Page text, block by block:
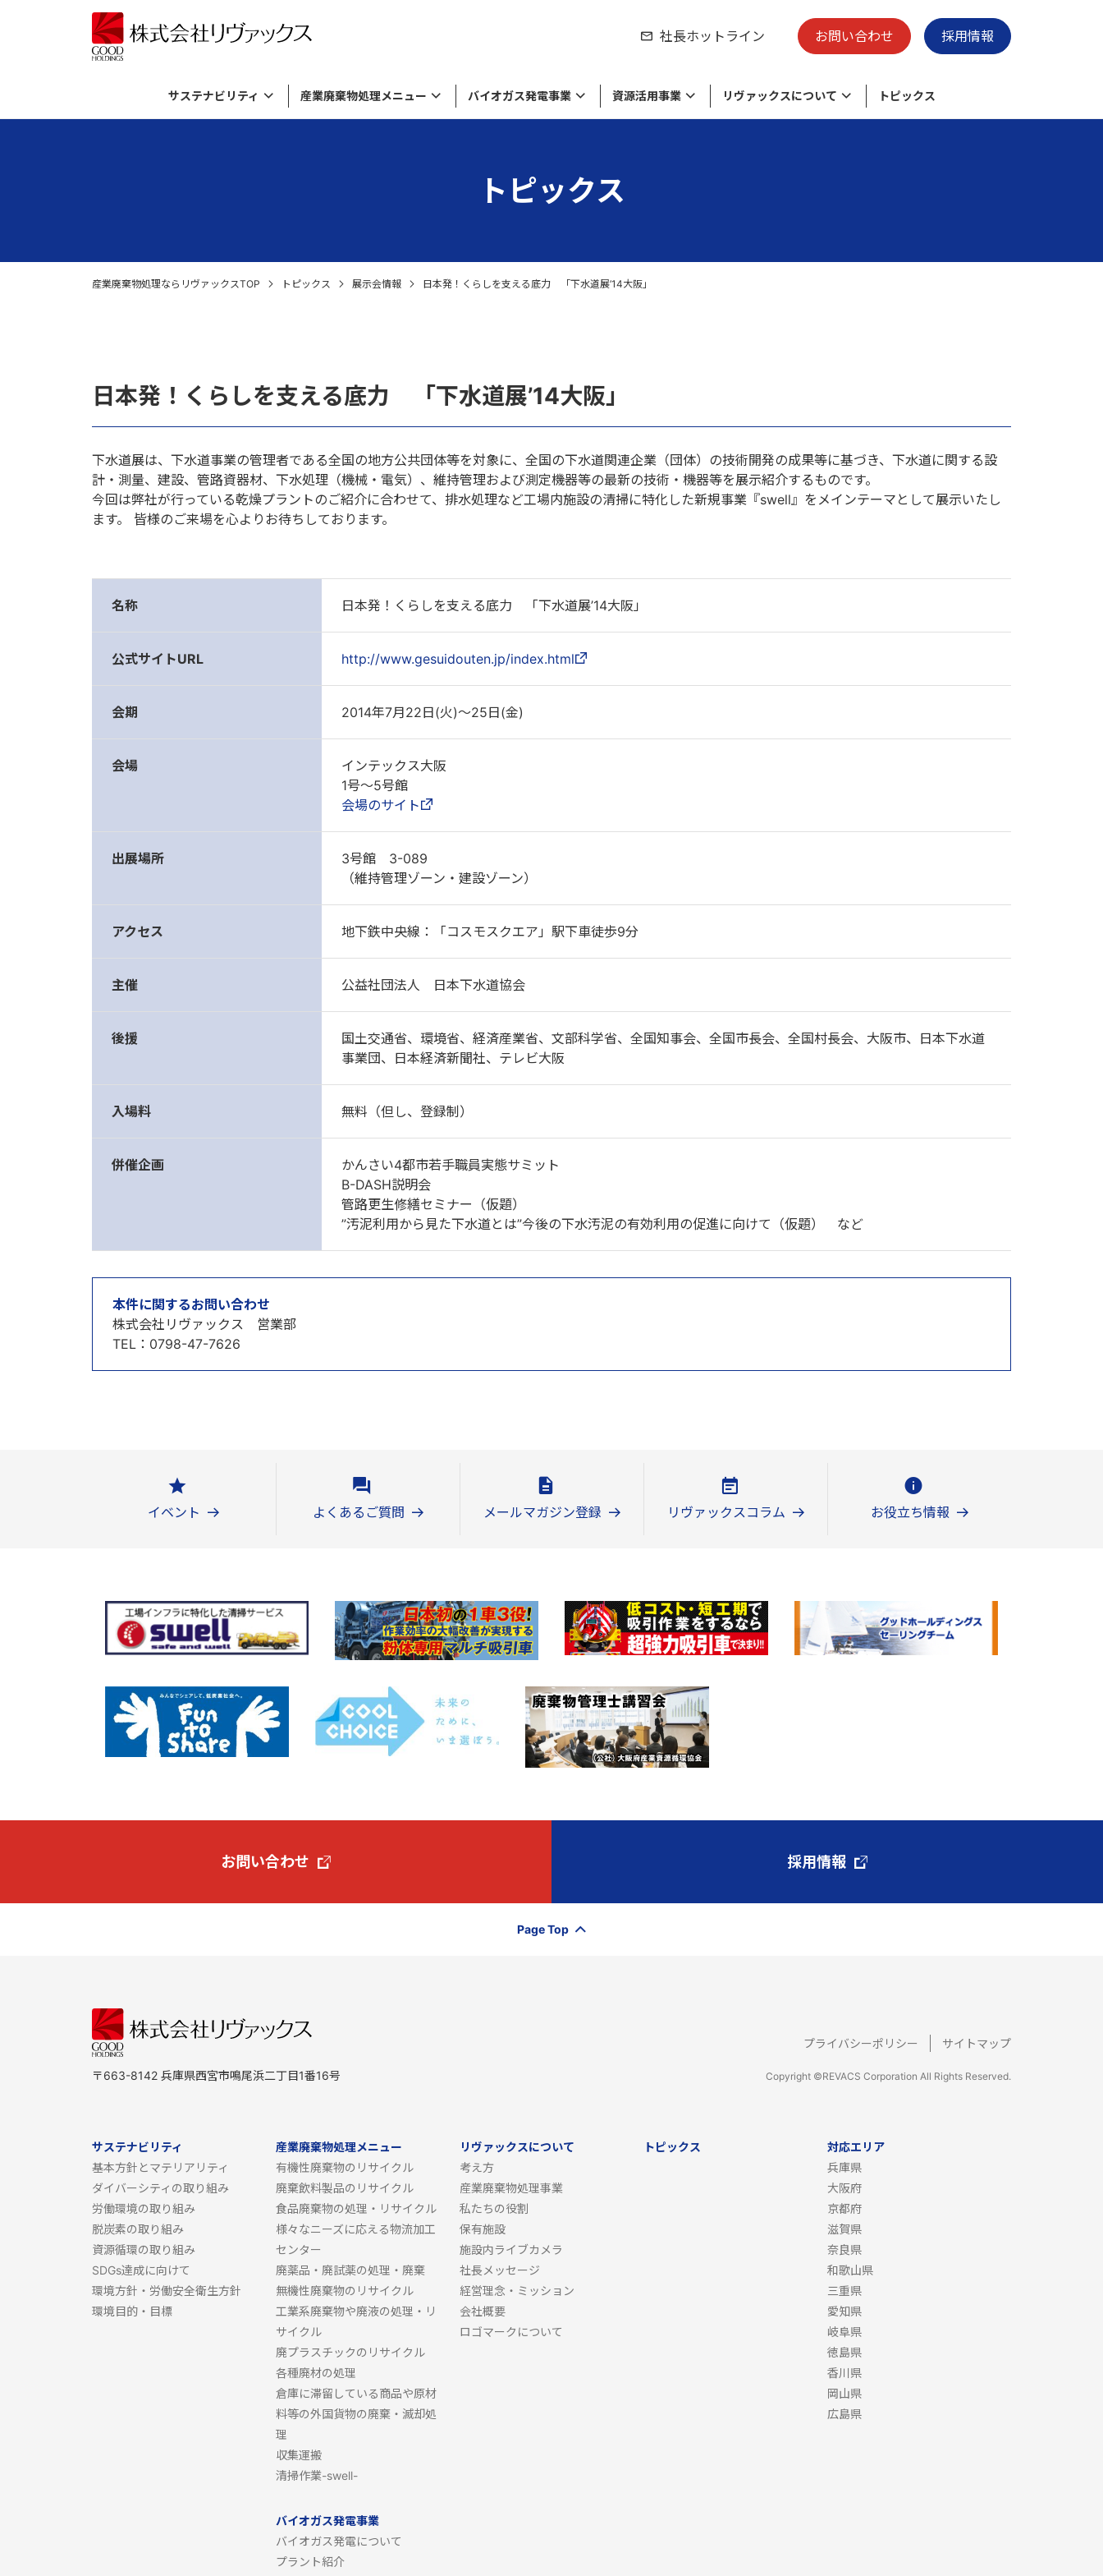
サステナビリティ
労働環境の取り組み
産業廃棄物処理メニュー
食品廃棄物の処理・リサイクル
各種廃材の処理 収集運搬 清掃事業 -swell-
バイオガス発電事業 資源活用事業 リヴァックスについて
私たちの役割
ロゴマークについて
トピックス
社長ホットライン お問い合わせ 採用情報
トピックス
産業廃棄物処理ならリヴァックスTOP トピックス 展示会情報 日本発！くらしを支える底力 「下水道展’14大阪」
日本発！くらしを支える底力 「下水道展’14大阪」
下水道展は、下水道事業の管理者である全国の地方公共団体等を対象に、全国の下水道関連企業（団体）の技術開発の成果等に基づき、下水道に関する設
計・測量、建設、管路資器材、下水処理（機械・電気）、維持管理および測定機器等の最新の技術・機器等を展示紹介するものです。
今回は弊社が行っている乾燥プラントのご紹介に合わせて、排水処理など工場内施設の清掃に特化した新規事業『swell』をメインテーマとして展示いたし
ます。 皆様のご来場を心よりお待ちしております。
名称 日本発！くらしを支える底力 「下水道展’14大阪」
公式サイトURL http://www.gesuidouten.jp/index.html
会期 2014年7月22日(火)～25日(金)
会場
インテックス大阪
1号～5号館
会場のサイト
出展場所
3号館 3-089
（維持管理ゾーン・建設ゾーン）
アクセス 地下鉄中央線：「コスモスクエア」駅下車徒歩9分
主催 公益社団法人 日本下水道協会
後援
国土交通省、環境省、経済産業省、文部科学省、全国知事会、全国市長会、全国村長会、大阪市、日本下水道
事業団、日本経済新聞社、テレビ大阪
入場料 無料（但し、登録制）
併催企画
かんさい4都市若手職員実態サミット
B-DASH説明会
管路更生修繕セミナー（仮題）
”汚泥利用から見た下水道とは”今後の下水汚泥の有効利用の促進に向けて（仮題） など
本件に関するお問い合わせ
株式会社リヴァックス 営業部
TEL：0798-47-7626
イベント よくあるご質問 メールマガジン登録 リヴァックスコラム お役立ち情報
お問い合わせ 採用情報
Page Top
〒663-8142 兵庫県西宮市鳴尾浜二丁目1番16号
プライバシーポリシー サイトマップ
Copyright ©REVACS Corporation All Rights Reserved.
サステナビリティ
基本方針とマテリアリティ
ダイバーシティの取り組み
労働環境の取り組み
脱炭素の取り組み
資源循環の取り組み
SDGs達成に向けて
環境方針・労働安全衛生方針
環境目的・目標
産業廃棄物処理メニュー
有機性廃棄物のリサイクル
廃棄飲料製品のリサイクル
食品廃棄物の処理・リサイクル
様々なニーズに応える物流加工
センター
廃薬品・廃試薬の処理・廃棄
無機性廃棄物のリサイクル
工業系廃棄物や廃液の処理・リ
サイクル
廃プラスチックのリサイクル
各種廃材の処理
倉庫に滞留している商品や原材
料等の外国貨物の廃棄・滅却処
理
収集運搬
清掃作業-swell-
バイオガス発電事業
バイオガス発電について
プラント紹介
リヴァックスについて
考え方
産業廃棄物処理事業
私たちの役割
保有施設
施設内ライブカメラ
社長メッセージ
経営理念・ミッション
会社概要
ロゴマークについて
トピックス
対応エリア
兵庫県
大阪府
京都府
滋賀県
奈良県
和歌山県
三重県
愛知県
岐阜県
徳島県
香川県
岡山県
広島県